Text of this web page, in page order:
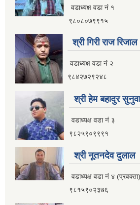
वडाध्यक्ष वडा न‌ं १
९८०८०७९९१५
श्री गिरी राज रिजाल
वडाध्यक्ष वडा नं २
९८४२७२९२४८
श्री हेम बहादुर
वडाध्यक्ष वडा नं ३
९८२५९०९९९१
श्री नूतनदेव दुलाल
वडाध्यक्ष वडा नं ४ (प्रवक्ता)
९८१५९०२३७६